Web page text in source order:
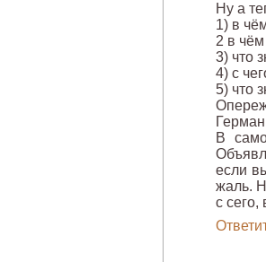
Ну а
1) в
2 в
3) что
4) с
5) что
В
если
жаль.
с